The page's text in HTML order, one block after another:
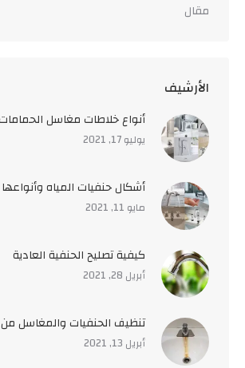
مقال
اﻷرشيف
أنواع خلاطات مغاسل
يوليو 17, 2021
أشكال حنفيات المياه وأنواعها
مايو 11, 2021
كيفية تصليح الحنفية العادية
أبريل 28, 2021
تنظيف الحنفيات والمغاسل من
أبريل 13, 2021